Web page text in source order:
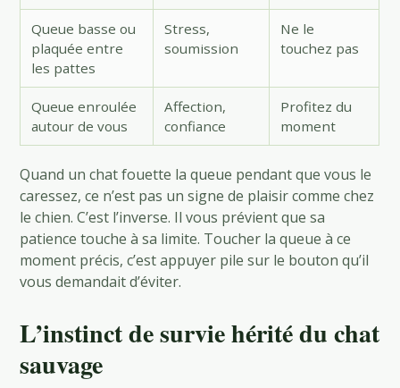
Queue basse ou
plaquée entre
les pattes
Stress,
soumission
Ne le
touchez pas
Queue enroulée
autour de vous
Affection,
confiance
Profitez du
moment
Quand un chat fouette la queue pendant que vous le
caressez, ce n’est pas un signe de plaisir comme chez
le chien. C’est l’inverse. Il vous prévient que sa
patience touche à sa limite. Toucher la queue à ce
moment précis, c’est appuyer pile sur le bouton qu’il
vous demandait d’éviter.
L’instinct de survie hérité du chat
sauvage